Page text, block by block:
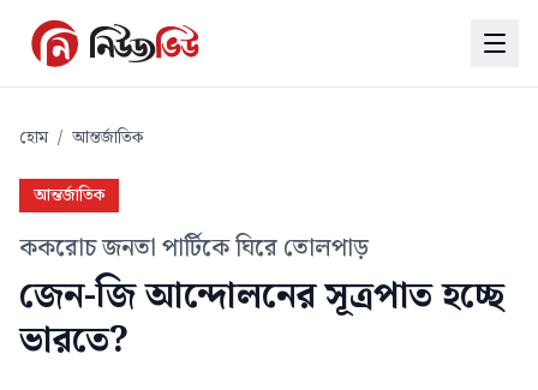
হোম / আন্তর্জাতিক
আন্তর্জাতিক
ককরোচ জনতা পার্টিকে ঘিরে তোলপাড়
জেন-জি আন্দোলনের সূত্রপাত হচ্ছে
ভারতে?